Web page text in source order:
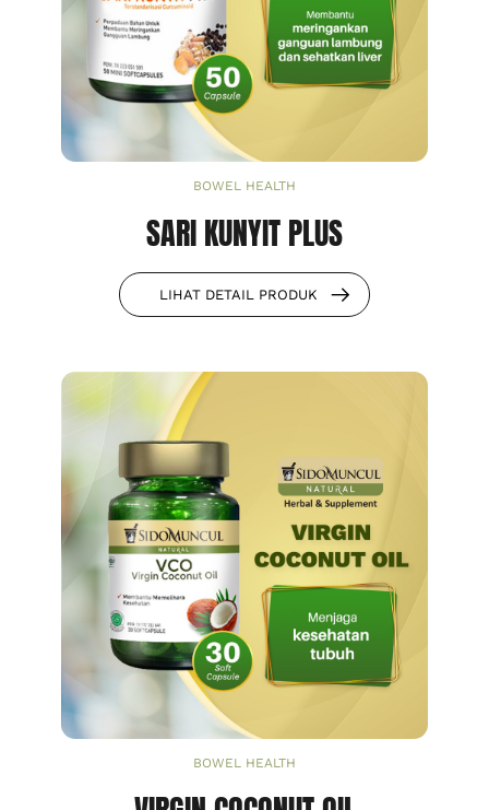
BOWEL HEALTH
SARI KUNYIT PLUS
LIHAT DETAIL PRODUK
BOWEL HEALTH